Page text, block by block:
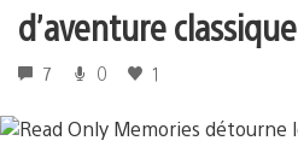
d’aventure classique
7 0 1